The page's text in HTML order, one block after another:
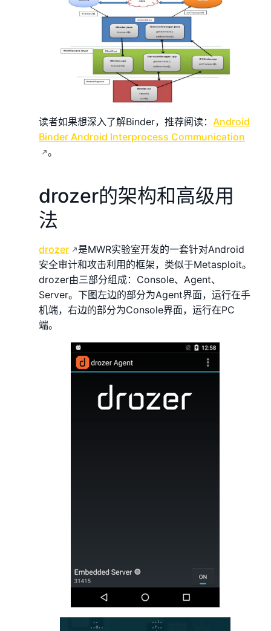
读者如果想深入了解Binder，推荐阅读： Android
Binder Android Interprocess Communication
。
drozer的架构和高级用
法
drozer
是MWR实验室开发的一套针对Android
安全审计和攻击利用的框架，类似于Metasploit。
drozer由三部分组成：Console、Agent、
Server。下图左边的部分为Agent界面，运行在手
机端，右边的部分为Console界面，运行在PC
端。